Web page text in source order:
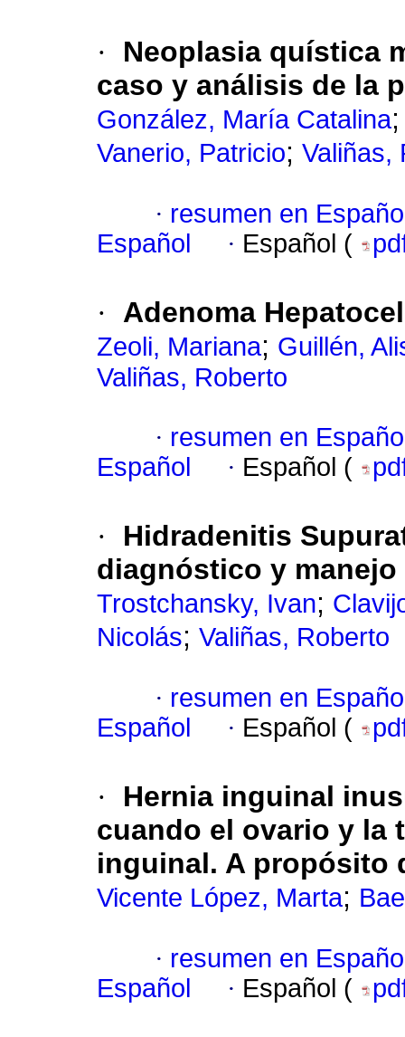
·
Neoplasia quística
caso y análisis de la
González, María Catalina
Vanerio, Patricio; Valiñas,
· resumen en
Español
· Español (
· Adenoma
Zeoli, Mariana; Guillén,
Valiñas, Roberto
· resumen en
Español
· Español (
·
Hidradenitis
diagnóstico y
Trostchansky, Ivan;
Nicolás; Valiñas, Roberto
· resumen en
Español
· Español (
·
Hernia inguinal
cuando el ovario y la
inguinal. A propósito
Vicente López, Marta;
· resumen en
Español
· Español (